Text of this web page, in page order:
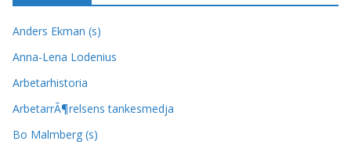
Anders Ekman (s)
Anna-Lena Lodenius
Arbetarhistoria
ArbetarrÃ¶relsens tankesmedja
Bo Malmberg (s)